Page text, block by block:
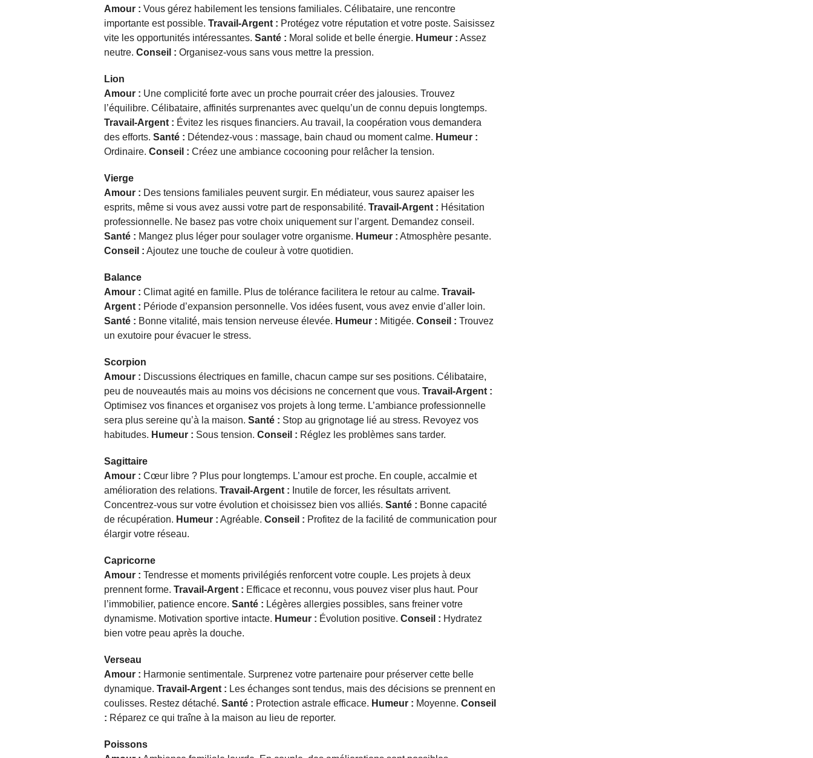
Amour : Vous gérez habilement les tensions familiales. Célibataire, une rencontre
importante est possible. Travail-Argent : Protégez votre réputation et votre poste. Saisissez
vite les opportunités intéressantes. Santé : Moral solide et belle énergie. Humeur : Assez
neutre. Conseil : Organisez-vous sans vous mettre la pression.
Lion
Amour : Une complicité forte avec un proche pourrait créer des jalousies. Trouvez
l’équilibre. Célibataire, affinités surprenantes avec quelqu’un de connu depuis longtemps.
Travail-Argent : Évitez les risques financiers. Au travail, la coopération vous demandera
des efforts. Santé : Détendez-vous : massage, bain chaud ou moment calme. Humeur :
Ordinaire. Conseil : Créez une ambiance cocooning pour relâcher la tension.
Vierge
Amour : Des tensions familiales peuvent surgir. En médiateur, vous saurez apaiser les
esprits, même si vous avez aussi votre part de responsabilité. Travail-Argent : Hésitation
professionnelle. Ne basez pas votre choix uniquement sur l’argent. Demandez conseil.
Santé : Mangez plus léger pour soulager votre organisme. Humeur : Atmosphère pesante.
Conseil : Ajoutez une touche de couleur à votre quotidien.
Balance
Amour : Climat agité en famille. Plus de tolérance facilitera le retour au calme. Travail-
Argent : Période d’expansion personnelle. Vos idées fusent, vous avez envie d’aller loin.
Santé : Bonne vitalité, mais tension nerveuse élevée. Humeur : Mitigée. Conseil : Trouvez
un exutoire pour évacuer le stress.
Scorpion
Amour : Discussions électriques en famille, chacun campe sur ses positions. Célibataire,
peu de nouveautés mais au moins vos décisions ne concernent que vous. Travail-Argent :
Optimisez vos finances et organisez vos projets à long terme. L’ambiance professionnelle
sera plus sereine qu’à la maison. Santé : Stop au grignotage lié au stress. Revoyez vos
habitudes. Humeur : Sous tension. Conseil : Réglez les problèmes sans tarder.
Sagittaire
Amour : Cœur libre ? Plus pour longtemps. L’amour est proche. En couple, accalmie et
amélioration des relations. Travail-Argent : Inutile de forcer, les résultats arrivent.
Concentrez-vous sur votre évolution et choisissez bien vos alliés. Santé : Bonne capacité
de récupération. Humeur : Agréable. Conseil : Profitez de la facilité de communication pour
élargir votre réseau.
Capricorne
Amour : Tendresse et moments privilégiés renforcent votre couple. Les projets à deux
prennent forme. Travail-Argent : Efficace et reconnu, vous pouvez viser plus haut. Pour
l’immobilier, patience encore. Santé : Légères allergies possibles, sans freiner votre
dynamisme. Motivation sportive intacte. Humeur : Évolution positive. Conseil : Hydratez
bien votre peau après la douche.
Verseau
Amour : Harmonie sentimentale. Surprenez votre partenaire pour préserver cette belle
dynamique. Travail-Argent : Les échanges sont tendus, mais des décisions se prennent en
coulisses. Restez détaché. Santé : Protection astrale efficace. Humeur : Moyenne. Conseil
: Réparez ce qui traîne à la maison au lieu de reporter.
Poissons